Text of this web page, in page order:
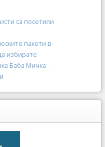
са посетили
пакети в
избирате
Баба Мичка –